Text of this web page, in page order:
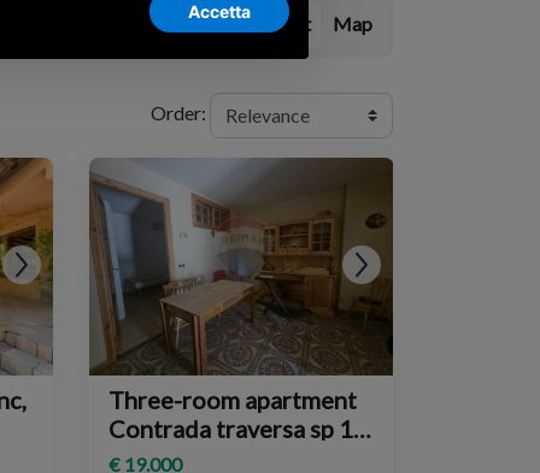
List Map
Order:
Three-room apartment
Contrada traversa sp 16
km 11, 28, Ventimiglia
€ 19.000
Accetta